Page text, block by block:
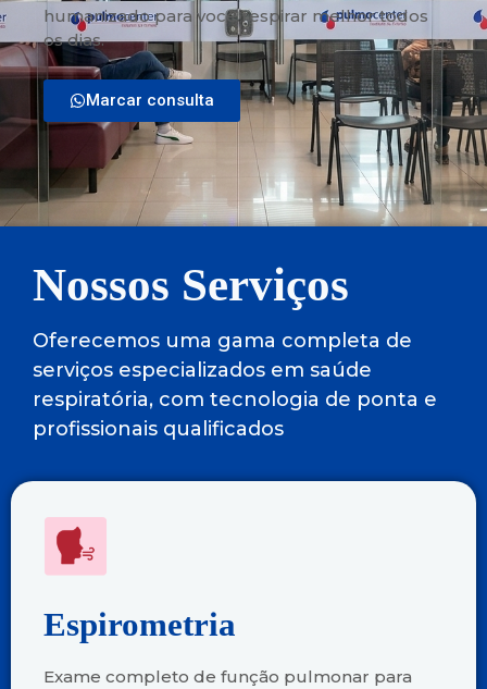
humanizado para você respirar melhor todos
os dias.
Marcar consulta
Nossos Serviços
Oferecemos uma gama completa de
serviços especializados em saúde
respiratória, com tecnologia de ponta e
profissionais qualificados
Espirometria
Exame completo de função pulmonar para